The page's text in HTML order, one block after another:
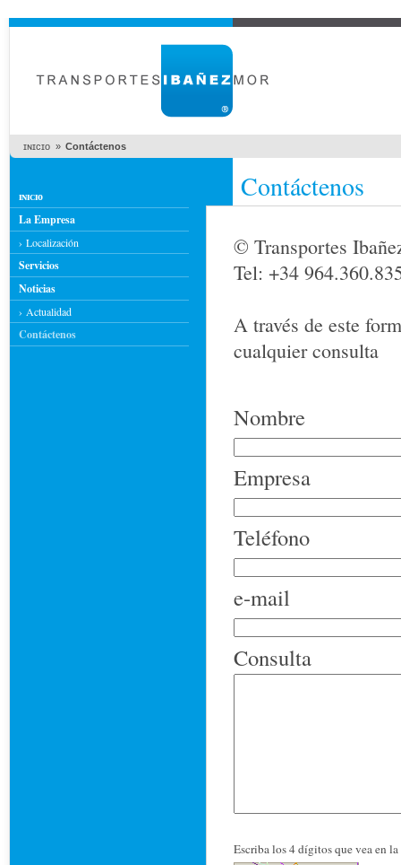
ɪɴɪᴄɪᴏ » Contáctenos
ɪɴɪᴄɪᴏ
La Empresa
› Localización
Servicios
Noticias
› Actualidad
Contáctenos
Contáctenos
Tel: +34
A través de este
cualquier consulta
Nombre
Empresa
Teléfono
e-mail
Consulta
Escriba los 4 dígitos que vea en